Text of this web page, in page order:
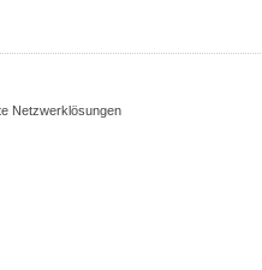
Netzwerklösungen